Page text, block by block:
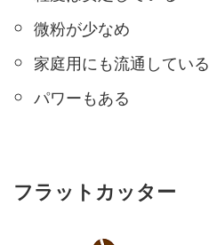
微粉が少なめ
家庭用にも流通している
パワーもある
フラットカッター